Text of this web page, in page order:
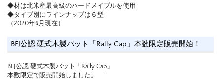
◆材は北米産最高級のハードメイプルを使用
◆タイプ別にラインナップは６型
（2020年6月現在）
BFJ公認 硬式木製バット「Rally Cap」本数限定販売開始！
BFJ公認 硬式木製バット「Rally Cap」
本数限定で販売開始しました。